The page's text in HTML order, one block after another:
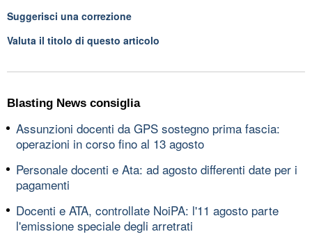
Suggerisci una correzione
Valuta il titolo di questo articolo
Blasting News consiglia
Assunzioni docenti da GPS sostegno prima fascia:
operazioni in corso fino al 13 agosto
Personale docenti e Ata: ad agosto differenti date per i
pagamenti
Docenti e ATA, controllate NoiPA: l'11 agosto parte
l'emissione speciale degli arretrati